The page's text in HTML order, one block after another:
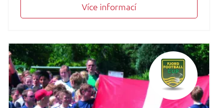
Více informací